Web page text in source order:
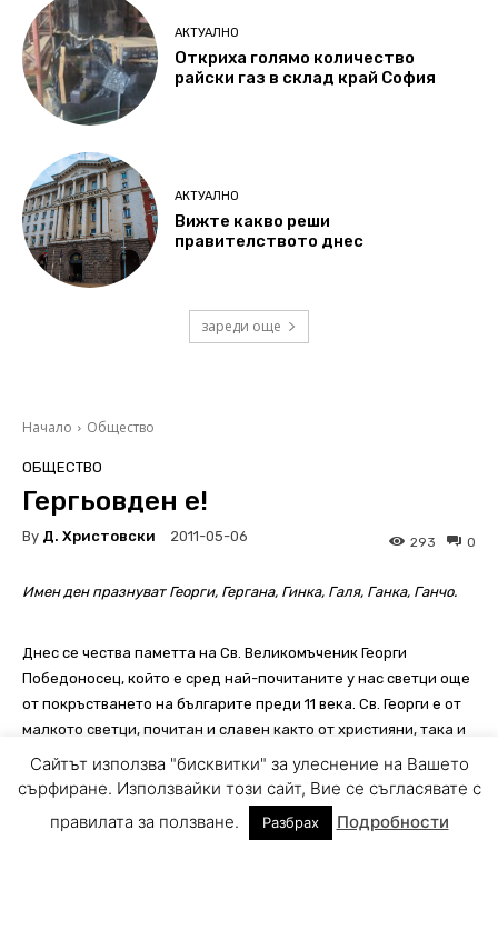
АКТУАЛНО
Откриха голямо количество
райски газ в склад край София
АКТУАЛНО
Вижте какво реши
правителството днес
зареди още
Сайтът използва "бисквитки" за улеснение на Вашето
сърфиране. Използвайки този сайт, Вие се съгласявате с
правилата за ползване.
Разбрах Подробности